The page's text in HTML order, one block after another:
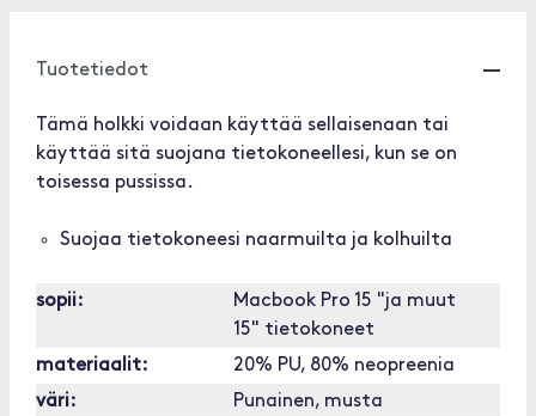
Tuotetiedot
Tämä holkki voidaan käyttää sellaisenaan tai
käyttää sitä suojana tietokoneellesi, kun se on
toisessa pussissa.
Suojaa tietokoneesi naarmuilta ja kolhuilta
sopii:
Macbook Pro 15 "ja muut
15" tietokoneet
materiaalit:
20% PU, 80% neopreenia
väri:
Punainen, musta